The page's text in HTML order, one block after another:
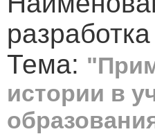
Тема:
истории в